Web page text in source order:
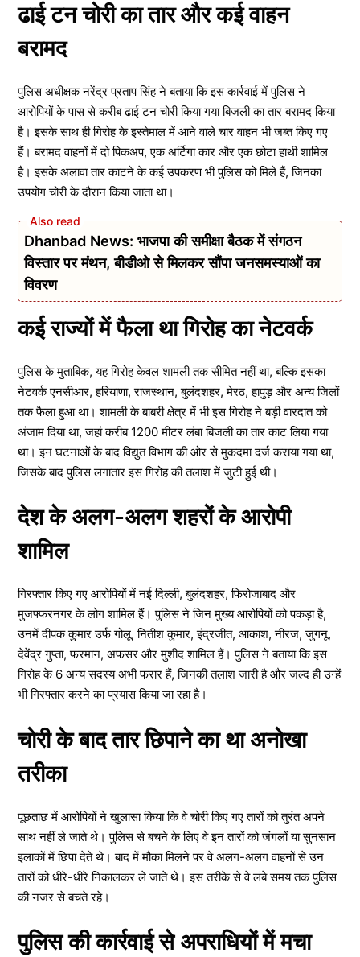
ढाई टन चोरी का तार और कई वाहन
बरामद
पुलिस अधीक्षक नरेंद्र प्रताप सिंह ने बताया कि इस कार्रवाई में पुलिस ने
आरोपियों के पास से करीब ढाई टन चोरी किया गया बिजली का तार बरामद किया
है। इसके साथ ही गिरोह के इस्तेमाल में आने वाले चार वाहन भी जब्त किए गए
हैं। बरामद वाहनों में दो पिकअप, एक अर्टिगा कार और एक छोटा हाथी शामिल
है। इसके अलावा तार काटने के कई उपकरण भी पुलिस को मिले हैं, जिनका
उपयोग चोरी के दौरान किया जाता था।
Dhanbad News: भाजपा की समीक्षा बैठक में संगठन
विस्तार पर मंथन, बीडीओ से मिलकर सौंपा जनसमस्याओं का
विवरण
कई राज्यों में फैला था गिरोह का नेटवर्क
पुलिस के मुताबिक, यह गिरोह केवल शामली तक सीमित नहीं था, बल्कि इसका
नेटवर्क एनसीआर, हरियाणा, राजस्थान, बुलंदशहर, मेरठ, हापुड़ और अन्य जिलों
तक फैला हुआ था। शामली के बाबरी क्षेत्र में भी इस गिरोह ने बड़ी वारदात को
अंजाम दिया था, जहां करीब 1200 मीटर लंबा बिजली का तार काट लिया गया
था। इन घटनाओं के बाद विद्युत विभाग की ओर से मुकदमा दर्ज कराया गया था,
जिसके बाद पुलिस लगातार इस गिरोह की तलाश में जुटी हुई थी।
देश के अलग-अलग शहरों के आरोपी
शामिल
गिरफ्तार किए गए आरोपियों में नई दिल्ली, बुलंदशहर, फिरोजाबाद और
मुजफ्फरनगर के लोग शामिल हैं। पुलिस ने जिन मुख्य आरोपियों को पकड़ा है,
उनमें दीपक कुमार उर्फ गोलू, नितीश कुमार, इंद्रजीत, आकाश, नीरज, जुगनू,
देवेंद्र गुप्ता, फरमान, अफसर और मुशीद शामिल हैं। पुलिस ने बताया कि इस
गिरोह के 6 अन्य सदस्य अभी फरार हैं, जिनकी तलाश जारी है और जल्द ही उन्हें
भी गिरफ्तार करने का प्रयास किया जा रहा है।
चोरी के बाद तार छिपाने का था अनोखा
तरीका
पूछताछ में आरोपियों ने खुलासा किया कि वे चोरी किए गए तारों को तुरंत अपने
साथ नहीं ले जाते थे। पुलिस से बचने के लिए वे इन तारों को जंगलों या सुनसान
इलाकों में छिपा देते थे। बाद में मौका मिलने पर वे अलग-अलग वाहनों से उन
तारों को धीरे-धीरे निकालकर ले जाते थे। इस तरीके से वे लंबे समय तक पुलिस
की नजर से बचते रहे।
पुलिस की कार्रवाई से अपराधियों में मचा